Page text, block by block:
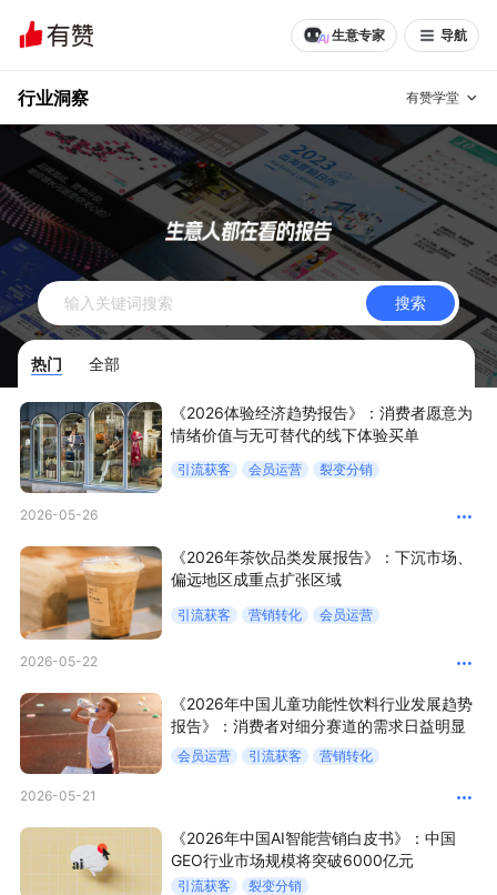
生意专家 导航
有赞学堂
行业洞察
有赞说增长
私域日历 增长方法
有赞说案例拆解 有赞专家说
有赞成功案例
面对面聊增长
有赞春季发布会 实干家直播间
新零售大会 新零售茶会
新零售私享会
AllValue 战略合作
增长产品指南
产品更新动态 帮助中心
品牌消费观 行业报告
新零售资讯
搜索
热门 全部
《2026体验经济趋势报告》：消费者愿意为
情绪价值与无可替代的线下体验买单
引流获客 会员运营 裂变分销
2026-05-26
《2026年茶饮品类发展报告》：下沉市场、
偏远地区成重点扩张区域
引流获客 营销转化 会员运营
2026-05-22
《2026年中国儿童功能性饮料行业发展趋势
报告》：消费者对细分赛道的需求日益明显
会员运营 引流获客 营销转化
2026-05-21
《2026年中国AI智能营销白皮书》：中国
GEO行业市场规模将突破6000亿元
引流获客 裂变分销